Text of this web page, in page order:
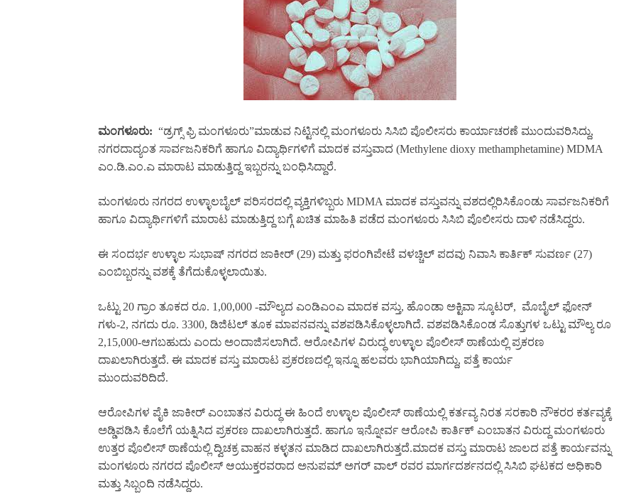
ಮಂಗಳೂರು: “ಡ್ರಗ್ಸ್ ಫ್ರಿ ಮಂಗಳೂರು”ಮಾಡುವ ನಿಟ್ಟಿನಲ್ಲಿ ಮಂಗಳೂರು ಸಿಸಿಬಿ ಪೊಲೀಸರು ಕಾರ್ಯಾಚರಣೆ ಮುಂದುವರಿಸಿದ್ದು,
ನಗರದಾದ್ಯಂತ ಸಾರ್ವಜನಿಕರಿಗೆ ಹಾಗೂ ವಿದ್ಯಾರ್ಥಿಗಳಿಗೆ ಮಾದಕ ವಸ್ತುವಾದ (Methylene dioxy methamphetamine) MDMA
ಎಂ.ಡಿ.ಎಂ.ಎ ಮಾರಾಟ ಮಾಡುತ್ತಿದ್ದ ಇಬ್ಬರನ್ನು ಬಂಧಿಸಿದ್ದಾರೆ.
ಮಂಗಳೂರು ನಗರದ ಉಳ್ಳಾಲಬೈಲ್ ಪರಿಸರದಲ್ಲಿ ವ್ಯಕ್ತಿಗಳಿಬ್ಬರು MDMA ಮಾದಕ ವಸ್ತುವನ್ನು ವಶದಲ್ಲಿರಿಸಿಕೊಂಡು ಸಾರ್ವಜನಿಕರಿಗೆ
ಹಾಗೂ ವಿದ್ಯಾರ್ಥಿಗಳಿಗೆ ಮಾರಾಟ ಮಾಡುತ್ತಿದ್ದ ಬಗ್ಗೆ ಖಚಿತ ಮಾಹಿತಿ ಪಡೆದ ಮಂಗಳೂರು ಸಿಸಿಬಿ ಪೊಲೀಸರು ದಾಳಿ ನಡೆಸಿದ್ದರು.
ಈ ಸಂದರ್ಭ ಉಳ್ಳಾಲ ಸುಭಾಷ್ ನಗರದ ಜಾಕೀರ್ (29) ಮತ್ತು ಫರಂಗಿಪೇಟೆ ವಳಚ್ಚಿಲ್ ಪದವು ನಿವಾಸಿ ಕಾರ್ತಿಕ್ ಸುವರ್ಣ (27)
ಎಂಬಿಬ್ಬರನ್ನು ವಶಕ್ಕೆ ತೆಗೆದುಕೊಳ್ಳಲಾಯಿತು.
ಒಟ್ಟು 20 ಗ್ರಾಂ ತೂಕದ ರೂ. 1,00,000 -ಮೌಲ್ಯದ ಎಂಡಿಎಂಎ ಮಾದಕ ವಸ್ತು, ಹೊಂಡಾ ಅಕ್ಟಿವಾ ಸ್ಕೂಟರ್, ಮೊಬೈಲ್ ಫೋನ್
ಗಳು-2, ನಗದು ರೂ. 3300, ಡಿಜಿಟಲ್ ತೂಕ ಮಾಪನವನ್ನು ವಶಪಡಿಸಿಕೊಳ್ಳಲಾಗಿದೆ. ವಶಪಡಿಸಿಕೊಂಡ ಸೊತ್ತುಗಳ ಒಟ್ಟು ಮೌಲ್ಯ ರೂ
2,15,000-ಆಗಬಹುದು ಎಂದು ಅಂದಾಜಿಸಲಾಗಿದೆ. ಆರೋಪಿಗಳ ವಿರುದ್ಧ ಉಳ್ಳಾಲ ಪೊಲೀಸ್ ಠಾಣೆಯಲ್ಲಿ ಪ್ರಕರಣ
ದಾಖಲಾಗಿರುತ್ತದೆ. ಈ ಮಾದಕ ವಸ್ತು ಮಾರಾಟ ಪ್ರಕರಣದಲ್ಲಿ ಇನ್ನೂ ಹಲವರು ಭಾಗಿಯಾಗಿದ್ದು, ಪತ್ತೆ ಕಾರ್ಯ
ಮುಂದುವರಿದಿದೆ.
ಆರೋಪಿಗಳ ಪೈಕಿ ಜಾಕೀರ್ ಎಂಬಾತನ ವಿರುದ್ಧ ಈ ಹಿಂದೆ ಉಳ್ಳಾಲ ಪೊಲೀಸ್ ಠಾಣೆಯಲ್ಲಿ ಕರ್ತವ್ಯ ನಿರತ ಸರಕಾರಿ ನೌಕರರ ಕರ್ತವ್ಯಕ್ಕೆ
ಅಡ್ಡಿಪಡಿಸಿ ಕೊಲೆಗೆ ಯತ್ನಿಸಿದ ಪ್ರಕರಣ ದಾಖಲಾಗಿರುತ್ತದೆ. ಹಾಗೂ ಇನ್ನೋರ್ವ ಆರೋಪಿ ಕಾರ್ತಿಕ್ ಎಂಬಾತನ ವಿರುದ್ದ ಮಂಗಳೂರು
ಉತ್ತರ ಪೊಲೀಸ್ ಠಾಣೆಯಲ್ಲಿ ದ್ವಿಚಕ್ರ ವಾಹನ ಕಳ್ಳತನ ಮಾಡಿದ ದಾಖಲಾಗಿರುತ್ತದೆ.ಮಾದಕ ವಸ್ತು ಮಾರಾಟ ಜಾಲದ ಪತ್ತೆ ಕಾರ್ಯವನ್ನು
ಮಂಗಳೂರು ನಗರದ ಪೊಲೀಸ್ ಆಯುಕ್ತರವರಾದ ಅನುಪಮ್ ಅಗರ್ ವಾಲ್ ರವರ ಮಾರ್ಗದರ್ಶನದಲ್ಲಿ ಸಿಸಿಬಿ ಘಟಕದ ಅಧಿಕಾರಿ
ಮತ್ತು ಸಿಬ್ಬಂದಿ ನಡೆಸಿದ್ದರು.